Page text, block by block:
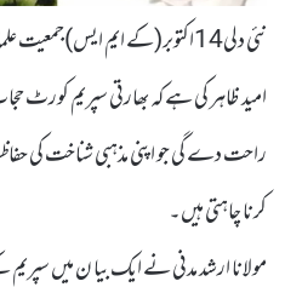
نئی دلی14اکتوبر(کے ایم
امید ظاہر کی ہے کہ بھارتی سپریم
راحت دے گی جو اپنی مذہبی شناخت کی
کرنا چاہتی ہیں۔
مولانا ارشد مدنی نے ایک بیا ن میں